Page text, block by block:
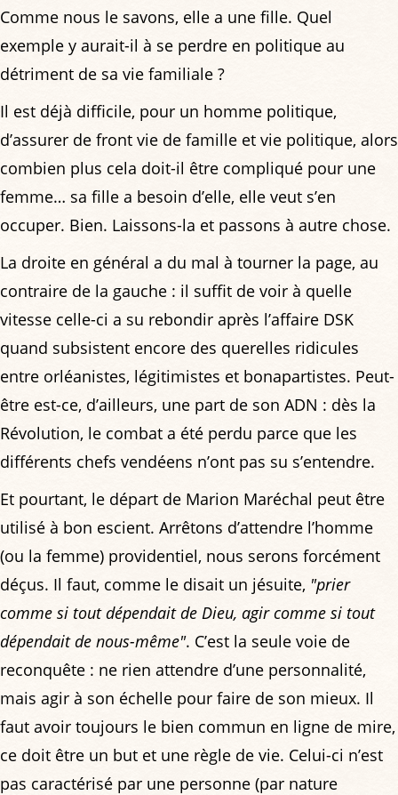
Comme nous le savons, elle a une fille. Quel
exemple y aurait-il à se perdre en politique au
détriment de sa vie familiale ?
Il est déjà difficile, pour un homme politique,
d’assurer de front vie de famille et vie politique, alors
combien plus cela doit-il être compliqué pour une
femme… sa fille a besoin d’elle, elle veut s’en
occuper. Bien. Laissons-la et passons à autre chose.
La droite en général a du mal à tourner la page, au
contraire de la gauche : il suffit de voir à quelle
vitesse celle-ci a su rebondir après l’affaire DSK
quand subsistent encore des querelles ridicules
entre orléanistes, légitimistes et bonapartistes. Peut-
être est-ce, d’ailleurs, une part de son ADN : dès la
Révolution, le combat a été perdu parce que les
différents chefs vendéens n’ont pas su s’entendre.
Et pourtant, le départ de Marion Maréchal peut être
utilisé à bon escient. Arrêtons d’attendre l’homme
(ou la femme) providentiel, nous serons forcément
déçus. Il faut, comme le disait un jésuite, "prier
comme si tout dépendait de Dieu, agir comme si tout
dépendait de nous-même". C’est la seule voie de
reconquête : ne rien attendre d’une personnalité,
mais agir à son échelle pour faire de son mieux. Il
faut avoir toujours le bien commun en ligne de mire,
ce doit être un but et une règle de vie. Celui-ci n’est
pas caractérisé par une personne (par nature